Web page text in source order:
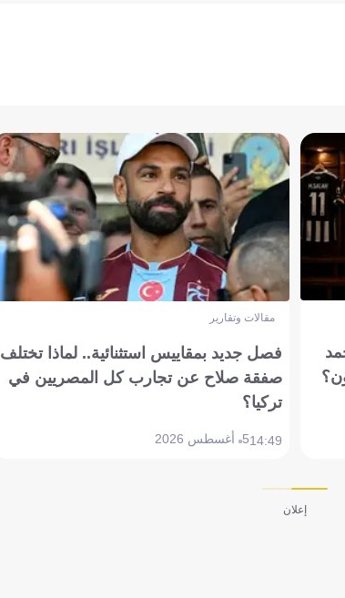
مقالات وتقارير
فصل جديد بمقاييس استثنائية.. لماذا تختلف
صفقة صلاح عن تجارب كل المصريين في
تركيا؟
14:495 أغسطس 2026
إعلان